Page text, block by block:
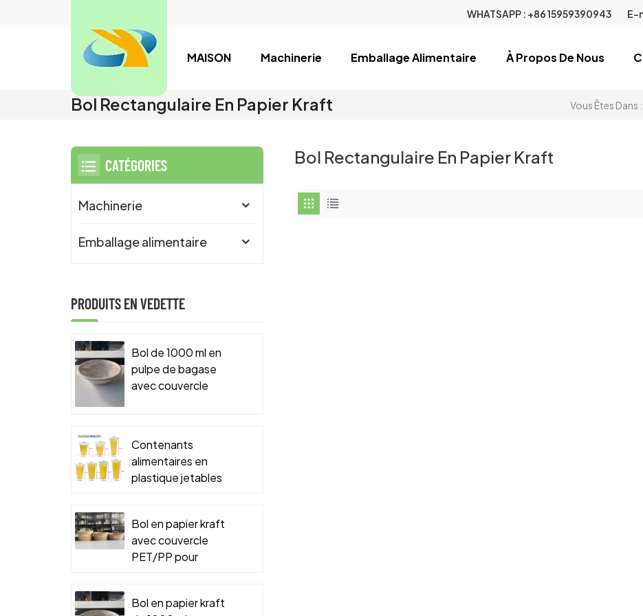
WHATSAPP : +86 15959390943 E-
MAISON Machinerie Emballage Alimentaire À Propos De Nous
Bol Rectangulaire En Papier Kraft Vous Êtes Dans :
Bol Rectangulaire En Papier Kraft
CATÉGORIES
Machinerie
Emballage alimentaire
PRODUITS EN VEDETTE
Bol de 1000 ml en
pulpe de bagase
avec couvercle
emporter
Contenants
alimentaires en
plastique jetables
Bol en papier kraft
avec couvercle
PET/PP pour
emporter
Bol en papier kraft